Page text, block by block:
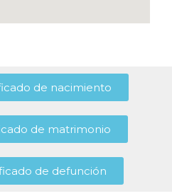
de nacimiento
de matrimonio
de defunción